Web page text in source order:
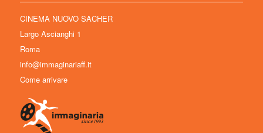
CINEMA NUOVO SACHER
Largo Ascianghi 1
Roma
info@immaginariaff.it
Come arrivare